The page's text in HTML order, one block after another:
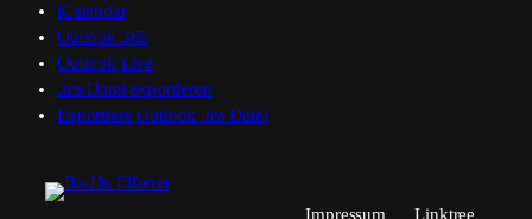
iCalendar
Outlook 365
Outlook Live
.ics-Datei exportieren
Exportiere Outlook .ics Datei
Impressum Linktree